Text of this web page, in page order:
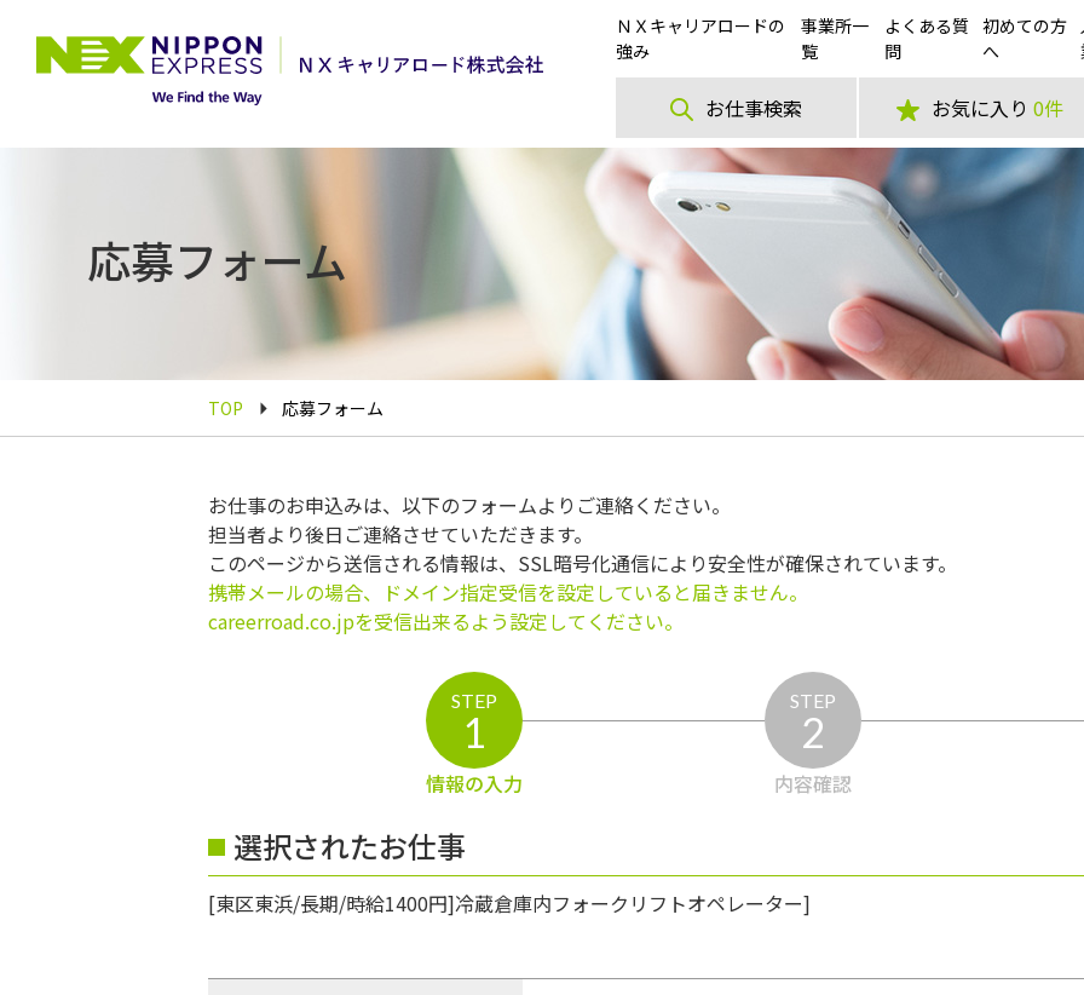
ＮＸキャリアロードの
強み
事業所一
覧
よくある質
問
初めての方
へ
お仕事検索 お気に入り 0件
応募フォーム
TOP 応募フォーム
お仕事のお申込みは、以下のフォームよりご連絡ください。
担当者より後日ご連絡させていただきます。
このページから送信される情報は、SSL暗号化通信により安全性が確保されています。
携帯メールの場合、ドメイン指定受信を設定していると届きません。
careerroad.co.jpを受信出来るよう設定してください。
STEP
1
情報の入力
STEP
2
内容確認
選択されたお仕事
[東区東浜/長期/時給1400円]冷蔵倉庫内フォークリフトオペレーター]